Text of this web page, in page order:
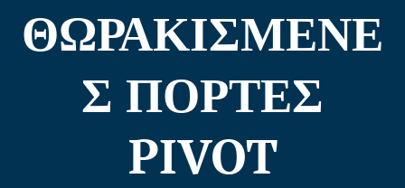
ΘΩΡΑΚΙΣΜΕΝΕ
Σ ΠΟΡΤΕΣ
PIVOT